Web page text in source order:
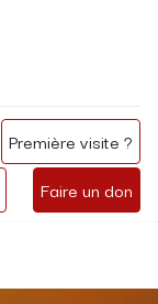
Faire un don
Première visite ?